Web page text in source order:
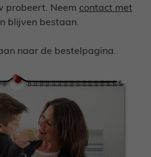
probeert. Neem contact met
blijven bestaan.
naar de bestelpagina.